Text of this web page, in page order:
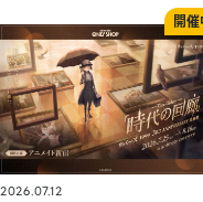
2026.07.12